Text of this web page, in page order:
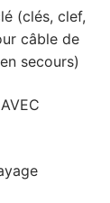
(clés, clef,
câble de
secours)